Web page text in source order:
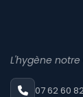
L'hygène
07 62 60